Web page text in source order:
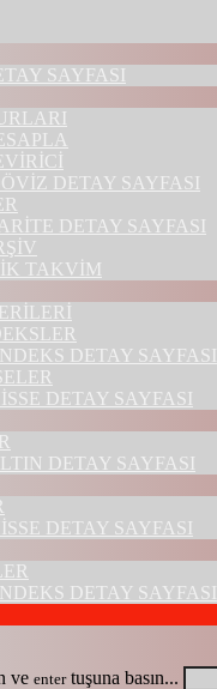
SAYFASI
DETAY SAYFASI
DETAY SAYFASI
TAKVİM
DETAY SAYFASI
DETAY SAYFASI
DETAY SAYFASI
DETAY SAYFASI
DETAY SAYFASI
ve entertuşuna basın...